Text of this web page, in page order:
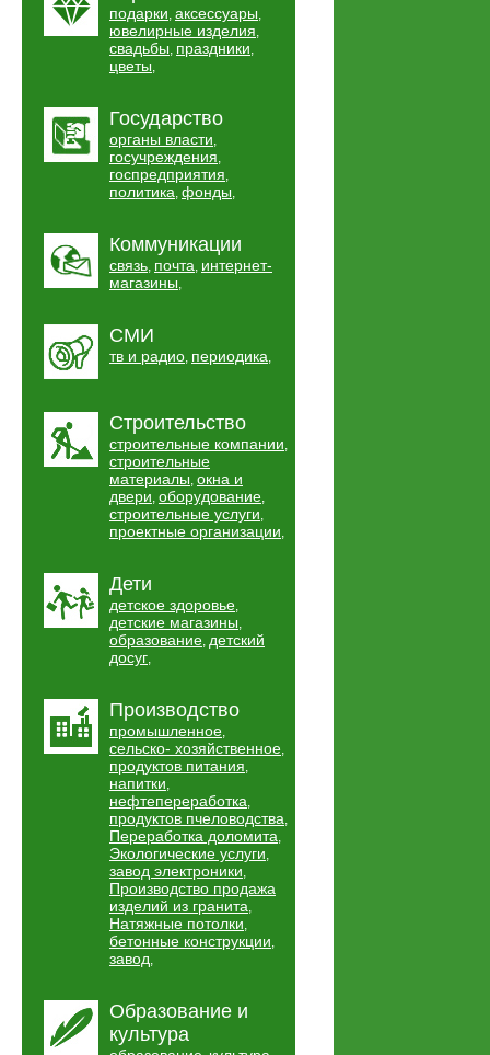
подарки, аксессуары,
ювелирные изделия,
свадьбы, праздники,
цветы,
Государство
органы власти,
госучреждения,
госпредприятия,
политика, фонды,
Коммуникации
связь, почта, интернет-
магазины,
СМИ
тв и радио, периодика,
Строительство
строительные компании,
строительные
материалы, окна и
двери, оборудование,
строительные услуги,
проектные организации,
Дети
детское здоровье,
детские магазины,
образование, детский
досуг,
Производство
промышленное,
сельско- хозяйственное,
продуктов питания,
напитки,
нефтепереработка,
продуктов пчеловодства,
Переработка доломита,
Экологические услуги,
завод электроники,
Производство продажа
изделий из гранита,
Натяжные потолки,
бетонные конструкции,
завод,
Образование и
культура